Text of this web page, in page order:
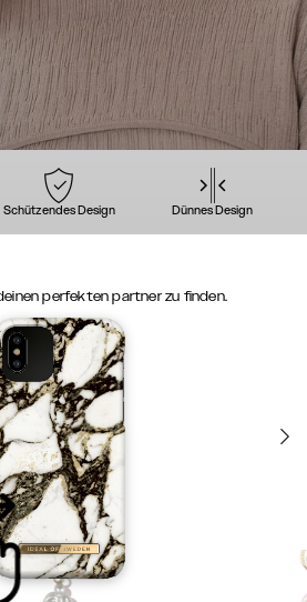
Schützendes Design Dünnes Design
perfekten partner zu finden.